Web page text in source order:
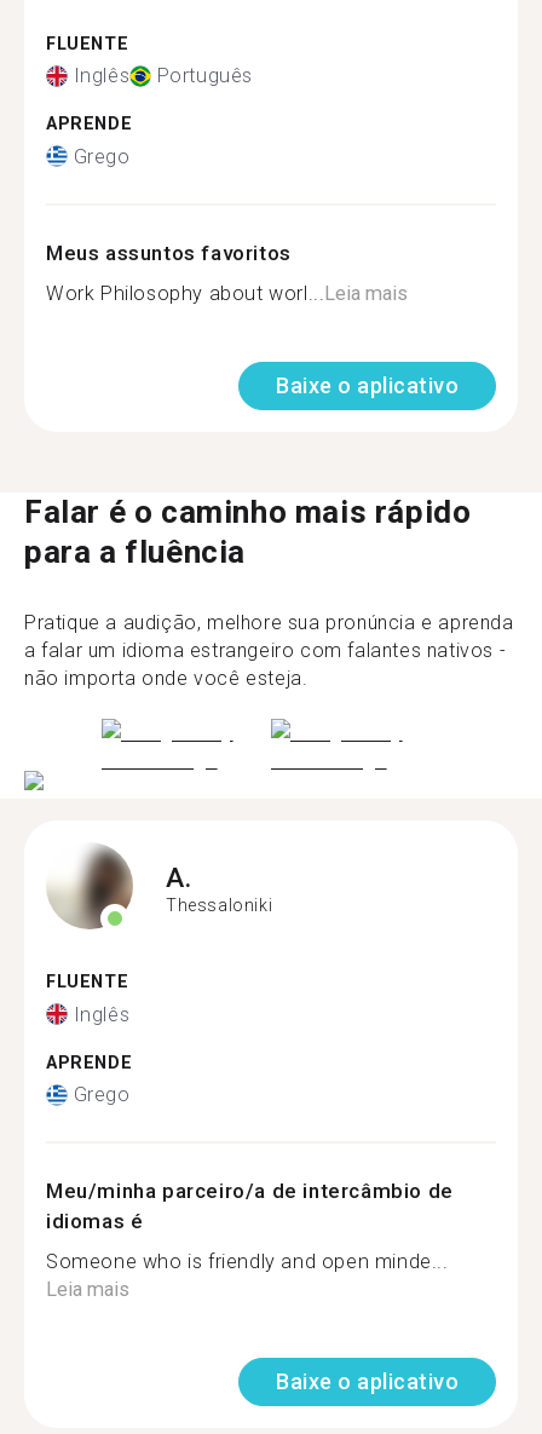
FLUENTE
Inglês Português
APRENDE
Grego
Meus assuntos favoritos
Work Philosophy about worl... Leia mais
Baixe o aplicativo
Falar é o caminho mais rápido
para a fluência
Pratique a audição, melhore sua pronúncia e aprenda
a falar um idioma estrangeiro com falantes nativos -
não importa onde você esteja.
A.
Thessaloniki
FLUENTE
Inglês
APRENDE
Grego
Meu/minha parceiro/a de intercâmbio de
idiomas é
Someone who is friendly and open minde...
Leia mais
Baixe o aplicativo